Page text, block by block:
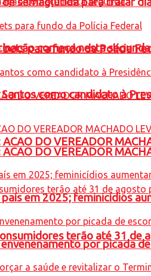
começa nesta segunda
ACAO DO VEREADOR
terão até 31 de
para fundo da Polícia
como candidato à
ACAO DO VEREADOR
em 2025; feminicídios
por picada